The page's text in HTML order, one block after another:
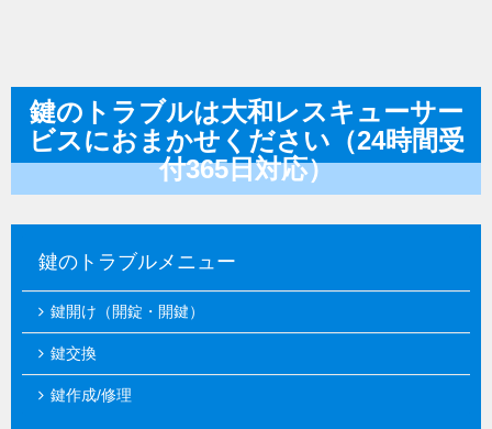
鍵のトラブルは大和レスキューサー
ビスにおまかせください（24時間受
付365日対応）
鍵のトラブルメニュー
鍵開け（開錠・開鍵）
鍵交換
鍵作成/修理